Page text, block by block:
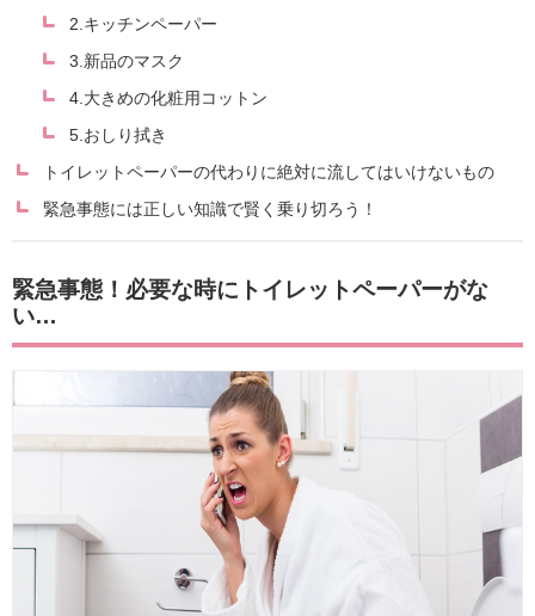
2.キッチンペーパー
3.新品のマスク
4.大きめの化粧用コットン
5.おしり拭き
トイレットペーパーの代わりに絶対に流してはいけないもの
緊急事態には正しい知識で賢く乗り切ろう！
緊急事態！必要な時にトイレットペーパーがな
い…